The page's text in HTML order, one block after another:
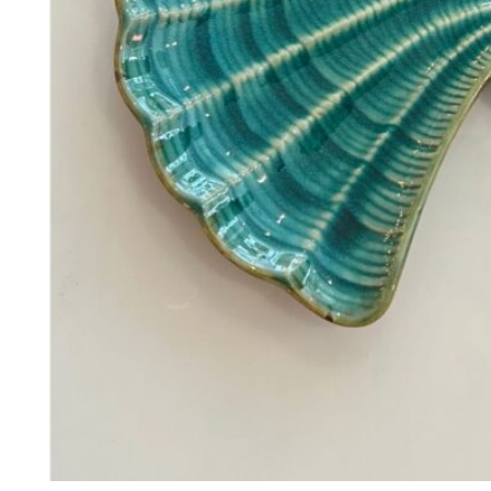
Tilføj til kurv
Se kurv Kasse